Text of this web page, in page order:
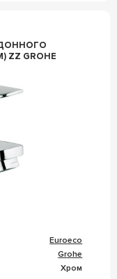
GROHE
Euroeco
Grohe
Хром